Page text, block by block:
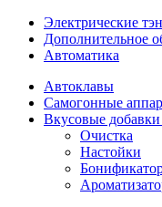
Электрические
Дополнительное
Автоматика
Автоклавы
Самогонные
Вкусовые
Очистка
Настойки